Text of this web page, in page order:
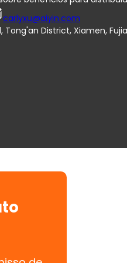
carlyxu@aiyin.com
Tong'an District, Xiamen,